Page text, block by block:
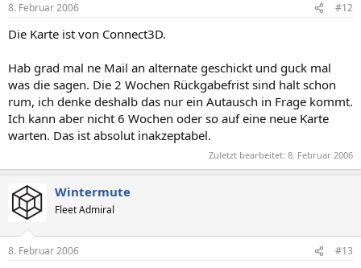
8. Februar 2006 #12
Die Karte ist von Connect3D.
Hab grad mal ne Mail an alternate geschickt und guck mal
was die sagen. Die 2 Wochen Rückgabefrist sind halt schon
rum, ich denke deshalb das nur ein Autausch in Frage kommt.
Ich kann aber nicht 6 Wochen oder so auf eine neue Karte
warten. Das ist absolut inakzeptabel.
Zuletzt bearbeitet: 8. Februar 2006
Wintermute
Fleet Admiral
8. Februar 2006 #13